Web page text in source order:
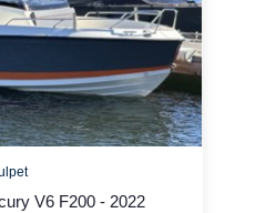
V6 F200 - 2022